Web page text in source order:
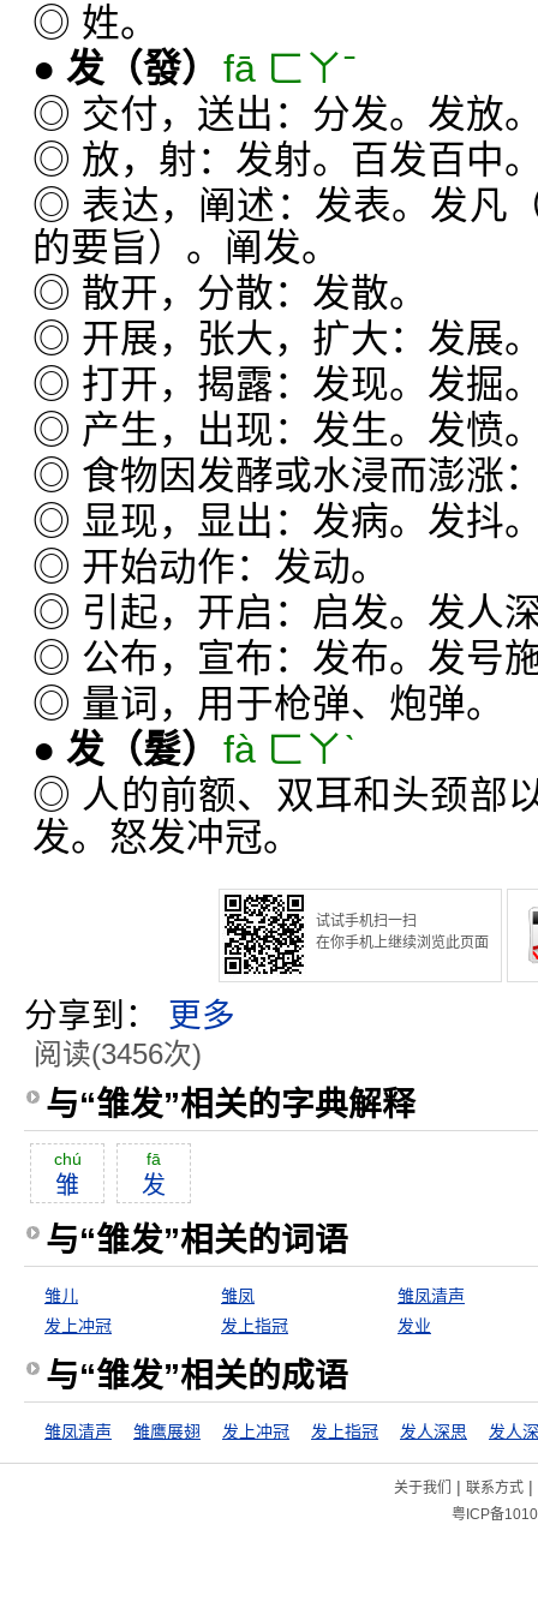
◎ 姓。
● 发 （發） fā ㄈㄚˉ
◎ 交付，送出：分发。发放
◎ 放，射：发射。百发百中
◎ 表达，阐述：发表。发凡
的要旨）。阐发。
◎ 散开，分散：发散。
◎ 开展，张大，扩大：发展
◎ 打开，揭露：发现。发掘
◎ 产生，出现：发生。发愤
◎ 食物因发酵或水浸而澎涨
◎ 显现，显出：发病。发抖
◎ 开始动作：发动。
◎ 引起，开启：启发。发人
◎ 公布，宣布：发布。发号
◎ 量词，用于枪弹、炮弹。
● 发 （髮） fà ㄈㄚˋ
◎ 人的前额、双耳和头颈部
发。怒发冲冠。
试试手机扫一扫
在你手机上继续浏览此页面
分享到： 更多
阅读(3456次)
与“雏发”相关的字典解释
chú
雏
fā
发
与“雏发”相关的词语
雏儿 雏凤
雏凤清声
发上冲冠
发上指冠 发业
与“雏发”相关的成语
雏凤清声 雏鹰展翅 发上冲冠 发上指冠 发人深思 发人
关于我们 | 联系方式|
粤ICP备